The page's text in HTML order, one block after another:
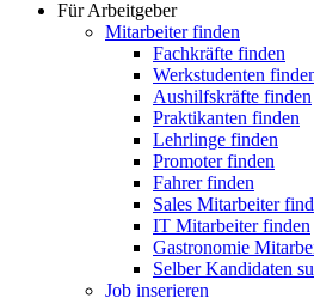
Für Arbeitgeber
Mitarbeiter finden
Fachkräfte finden
Werkstudenten
Aushilfskräfte finden
Praktikanten finden
Lehrlinge finden
Promoter finden
Fahrer finden
Sales Mitarbeiter
IT Mitarbeiter finden
Gastronomie
Selber Kandidaten
Job inserieren